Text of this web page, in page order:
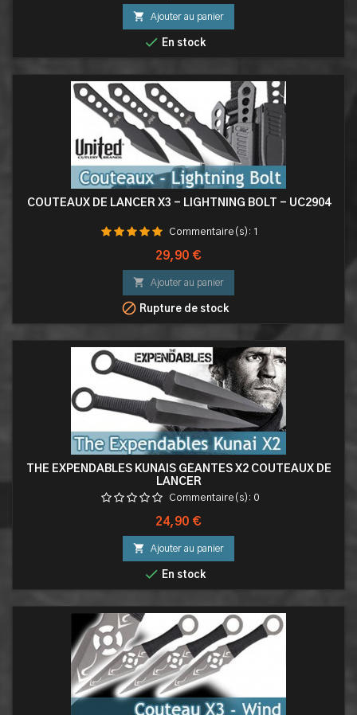
 Ajouter au panier
 En stock
COUTEAUX DE LANCER X3 - LIGHTNING BOLT - UC2904
Commentaire(s): 1
Prix
29,90 €
 Ajouter au panier
 Rupture de stock
THE EXPENDABLES KUNAIS GÉANTES X2 COUTEAUX DE
LANCER
Commentaire(s): 0
Prix
24,90 €
 Ajouter au panier
 En stock